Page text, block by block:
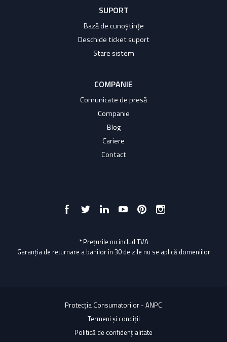
SUPORT
Bază de cunoștințe
Deschide ticket suport
Stare sistem
COMPANIE
Comunicate de presă
Companie
Blog
Cariere
Contact
* Prețurile nu includ TVA
Garanția de returnare a banilor în 30 de zile nu se aplică domeniilor
Protecția Consumatorilor - ANPC
Termeni și condiții
Politică de confidențialitate